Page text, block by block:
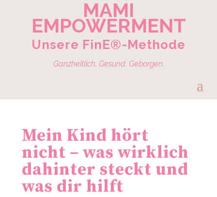
MAMI
EMPOWERMENT
Unsere FinE®-Methode
Ganzheitlich. Gesund. Geborgen.
Mein Kind hört
nicht – was wirklich
dahinter steckt und
was dir hilft